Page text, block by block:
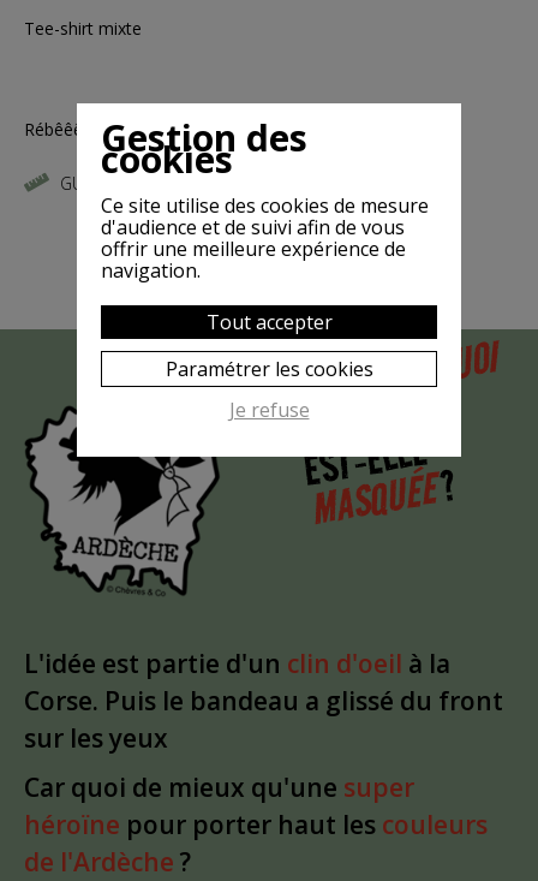
Tee-shirt mixte
Rébêêêllion!!
GUIDE DES TAILLES
MAISPOURQUOI
LA CHÈVRE
EST-ELLE
MASQUÉE?
L'idée est partie d'un clin d'oeil à la
Corse. Puis le bandeau a glissé du front
sur les yeux
Car quoi de mieux qu'une super
héroïne pour porter haut les couleurs
de l'Ardèche ?
Gestion des
cookies
Ce site utilise des cookies de mesure
d'audience et de suivi afin de vous
offrir une meilleure expérience de
navigation.
Tout accepter
Paramétrer les cookies
Je refuse